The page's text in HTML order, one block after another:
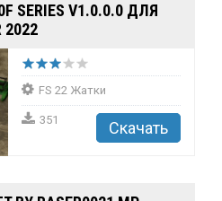
SERIES V1.0.0.0 ДЛЯ
2022
FS 22 Жатки
351 Скачать